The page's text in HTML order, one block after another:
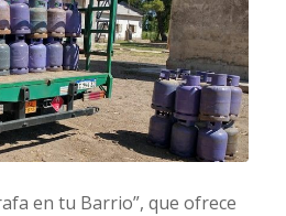
en tu Barrio”, que ofrece